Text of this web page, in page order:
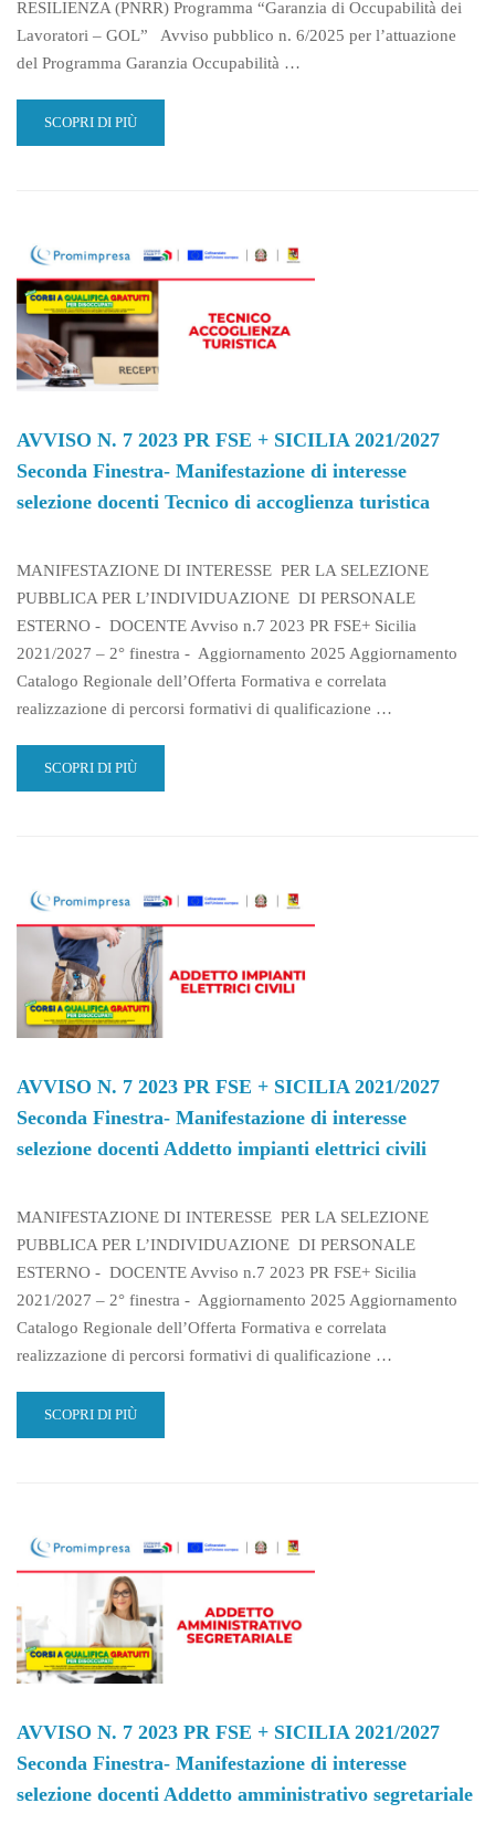
RESILIENZA (PNRR) Programma “Garanzia di Occupabilità dei
Lavoratori – GOL” Avviso pubblico n. 6/2025 per l’attuazione
del Programma Garanzia Occupabilità …
READ
MORE
SELEZIONE
DOCENTI
–
AVVISO
6
2025
GOL
SCOPRI DI PIÙ
AVVISO N. 7 2023 PR FSE + SICILIA 2021/2027
Seconda Finestra- Manifestazione di interesse
selezione docenti Tecnico di accoglienza turistica
MANIFESTAZIONE DI INTERESSE PER LA SELEZIONE
PUBBLICA PER L’INDIVIDUAZIONE DI PERSONALE
ESTERNO - DOCENTE Avviso n.7 2023 PR FSE+ Sicilia
2021/2027 – 2° finestra - Aggiornamento 2025 Aggiornamento
Catalogo Regionale dell’Offerta Formativa e correlata
realizzazione di percorsi formativi di qualificazione …
READ
MORE
2023
PR
FSE
SICILIA
2021/2027
SECONDA
MANIFESTAZIONE
DI
INTERESSE
SELEZIONE
DI
TURISTICA
SCOPRI DI PIÙ
AVVISO N. 7 2023 PR FSE + SICILIA 2021/2027
Seconda Finestra- Manifestazione di interesse
selezione docenti Addetto impianti elettrici civili
MANIFESTAZIONE DI INTERESSE PER LA SELEZIONE
PUBBLICA PER L’INDIVIDUAZIONE DI PERSONALE
ESTERNO - DOCENTE Avviso n.7 2023 PR FSE+ Sicilia
2021/2027 – 2° finestra - Aggiornamento 2025 Aggiornamento
Catalogo Regionale dell’Offerta Formativa e correlata
realizzazione di percorsi formativi di qualificazione …
READ
MORE
2023
PR
2021/2027
SECONDA
MANIFESTAZIONE
DI
INTERESSE
SELEZIONE
SCOPRI DI PIÙ
AVVISO N. 7 2023 PR FSE + SICILIA 2021/2027
Seconda Finestra- Manifestazione di interesse
selezione docenti Addetto amministrativo segretariale